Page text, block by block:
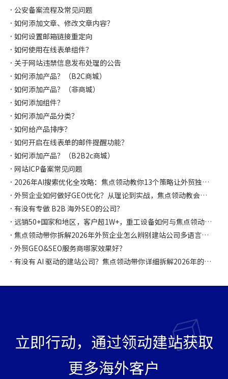
公安备案流程及常见问题
如何添加文章、修改文章内容？
如何设置邮箱链接重定向
如何使用在线表单组件？
关于网站违禁信息发布处理的公告
如何添加产品？（B2C商城）
如何添加产品？（非商城）
如何添加组件？
如何添加产品分类？
如何给产品排序？
如何开启在线表单的邮件提醒功能？
如何添加产品？（B2B2c商城）
网站ICP备案常见问题
2026年AI搜索优化全攻略：焦点领动教你13个策略让外贸独立站在AI时代抢占流量先机
外贸企业如何做好GEO优化？从理论到实战，焦点领动教会你如何让AI主动推荐你！
有没有专做 B2B 海外SEO的公司？
远销50+国家和地区，客户超1W+，重工设备如何与焦点领动合作独立站突破获客困局，斩获千万海外订单！
焦点领动带你拆解2026年外贸企业怎么辨别建站公司多语言是否专业？怎么选择？
外贸GEO&SEO服务商哪家效果好？
有没有 AI 驱动的建站公司？焦点领动带你详细拆解2026年的AI驱动建站公司是什么样！
立即行动，通过领动建站获取
更多海外客户